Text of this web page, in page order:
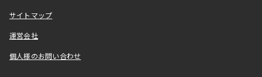
サイトマップ
運営会社
個人様のお問い合わせ